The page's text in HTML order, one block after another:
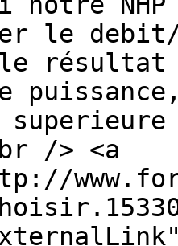
le
résultat
/> <a